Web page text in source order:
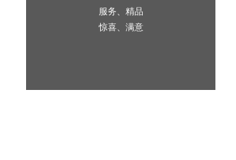
服务、精品
惊喜、满意